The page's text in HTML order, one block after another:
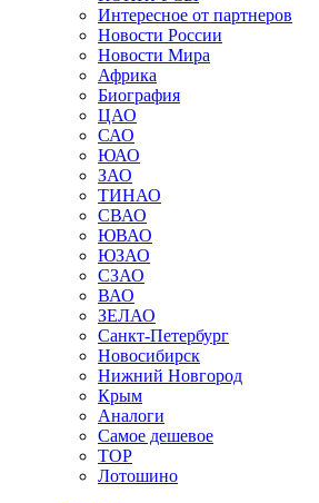
Интересное от партнеров
Новости России
Новости Мира
Африка
Биография
ЦАО
САО
ЮАО
ЗАО
ТИНАО
СВАО
ЮВАО
ЮЗАО
СЗАО
ВАО
ЗЕЛАО
Санкт-Петербург
Новосибирск
Нижний Новгород
Крым
Аналоги
Самое дешевое
TOP
Лотошино